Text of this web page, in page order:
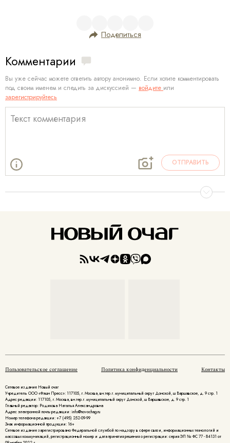
Поделиться
Комментарии
Вы уже сейчас можете ответить автору анонимно. Если хотите комментировать
под своим именем и следить за дискуссией — войдите или
зарегистрируйтесь
ОТПРАВИТЬ
Пользовательское соглашение Политика конфиденциальности Контакты
Сетевое издание Новый очаг
Учредитель ООО «Фэшн Пресс»: 117105, г. Москва, вн.тер.г. муниципальный округ Донской, ш Варшавское, д. 9 стр. 1
Адрес редакции: 117105, г. Москва, вн.тер.г. муниципальный округ Донской, ш Варшавское, д. 9 стр. 1
Главный редактор: Родикова Наталья Александровна
Адрес электронной почты редакции: info@novochag.ru
Номер телефона редакции: +7 (495) 252-09-99
Знак информационной продукции: 16+
Cетевое издание зарегистрировано Федеральной службой по надзору в сфере связи, информационных технологий и
массовых коммуникаций, регистрационный номер и дата принятия решения о регистрации: серия ЭЛ № ФС 77 - 84131 от